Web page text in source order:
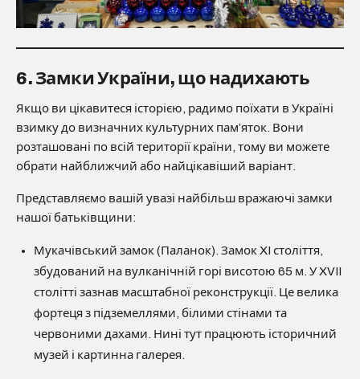
6. Замки України, що надихають
Якщо ви цікавитеся історією, радимо поїхати в Україні
взимку до визначних культурних пам’яток. Вони
розташовані по всій території країни, тому ви можете
обрати найближчий або найцікавіший варіант.
Представляємо вашій увазі найбільш вражаючі замки
нашої батьківщини:
Мукачівський замок (Паланок). Замок XI століття,
збудований на вулканічній горі висотою 65 м. У XVII
столітті зазнав масштабної реконструкції. Це велика
фортеця з підземеллями, білими стінами та
червоними дахами. Нині тут працюють історичний
музей і картинна галерея.